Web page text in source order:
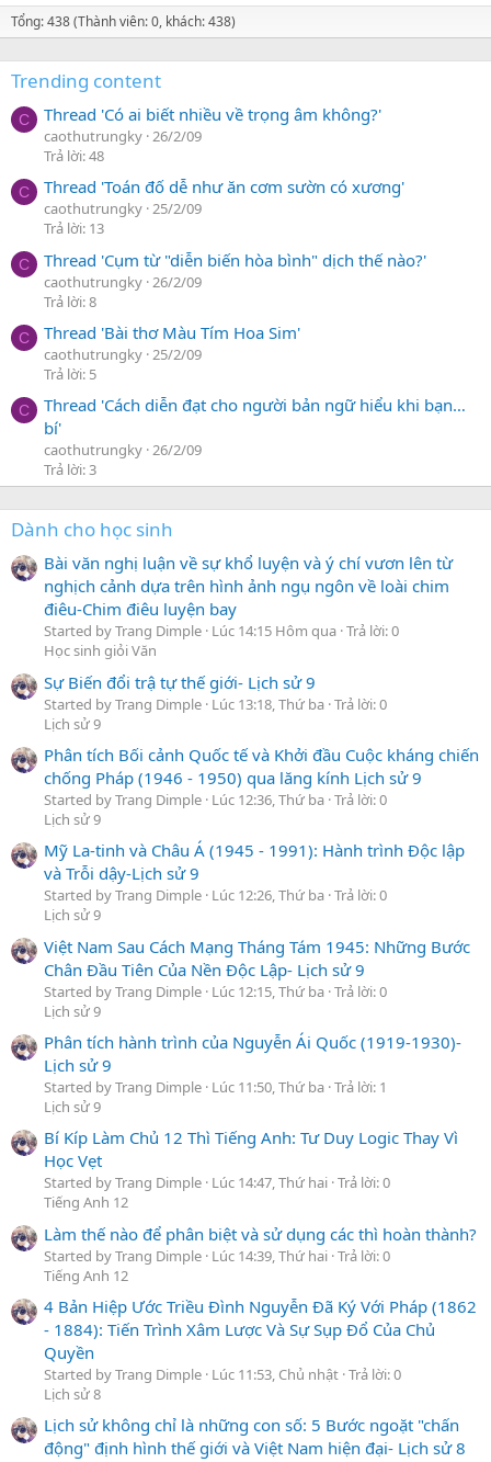
Tổng: 438 (Thành viên: 0, khách: 438)
Trending content
C Thread 'Có ai biết nhiều về trọng âm không?'
caothutrungky 26/2/09
Trả lời: 48
C Thread 'Toán đố dễ như ăn cơm sườn có xương'
caothutrungky 25/2/09
Trả lời: 13
C Thread 'Cụm từ "diễn biến hòa bình" dịch thế nào?'
caothutrungky 26/2/09
Trả lời: 8
C Thread 'Bài thơ Màu Tím Hoa Sim'
caothutrungky 25/2/09
Trả lời: 5
C
Thread 'Cách diễn đạt cho người bản ngữ hiểu khi bạn…
bí'
caothutrungky 26/2/09
Trả lời: 3
Dành cho học sinh
Bài văn nghị luận về sự khổ luyện và ý chí vươn lên từ
nghịch cảnh dựa trên hình ảnh ngụ ngôn về loài chim
điêu-Chim điêu luyện bay
Started by Trang Dimple Lúc 14:15 Hôm qua Trả lời: 0
Học sinh giỏi Văn
Sự Biến đổi trậ tự thế giới- Lịch sử 9
Started by Trang Dimple Lúc 13:18, Thứ ba Trả lời: 0
Lịch sử 9
Phân tích Bối cảnh Quốc tế và Khởi đầu Cuộc kháng chiến
chống Pháp (1946 - 1950) qua lăng kính Lịch sử 9
Started by Trang Dimple Lúc 12:36, Thứ ba Trả lời: 0
Lịch sử 9
Mỹ La-tinh và Châu Á (1945 - 1991): Hành trình Độc lập
và Trỗi dậy-Lịch sử 9
Started by Trang Dimple Lúc 12:26, Thứ ba Trả lời: 0
Lịch sử 9
Việt Nam Sau Cách Mạng Tháng Tám 1945: Những Bước
Chân Đầu Tiên Của Nền Độc Lập- Lịch sử 9
Started by Trang Dimple Lúc 12:15, Thứ ba Trả lời: 0
Lịch sử 9
Phân tích hành trình của Nguyễn Ái Quốc (1919-1930)-
Lịch sử 9
Started by Trang Dimple Lúc 11:50, Thứ ba Trả lời: 1
Lịch sử 9
Bí Kíp Làm Chủ 12 Thì Tiếng Anh: Tư Duy Logic Thay Vì
Học Vẹt
Started by Trang Dimple Lúc 14:47, Thứ hai Trả lời: 0
Tiếng Anh 12
Làm thế nào để phân biệt và sử dụng các thì hoàn thành?
Started by Trang Dimple Lúc 14:39, Thứ hai Trả lời: 0
Tiếng Anh 12
4 Bản Hiệp Ước Triều Đình Nguyễn Đã Ký Với Pháp (1862
- 1884): Tiến Trình Xâm Lược Và Sự Sụp Đổ Của Chủ
Quyền
Started by Trang Dimple Lúc 11:53, Chủ nhật Trả lời: 0
Lịch sử 8
Lịch sử không chỉ là những con số: 5 Bước ngoặt "chấn
động" định hình thế giới và Việt Nam hiện đại- Lịch sử 8